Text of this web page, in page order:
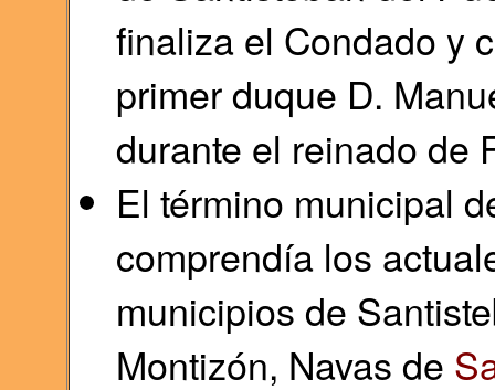
finaliza el Condado y
primer duque D.
durante el reinado de
El término municipal
comprendía los
municipios de
Montizón, Navas de